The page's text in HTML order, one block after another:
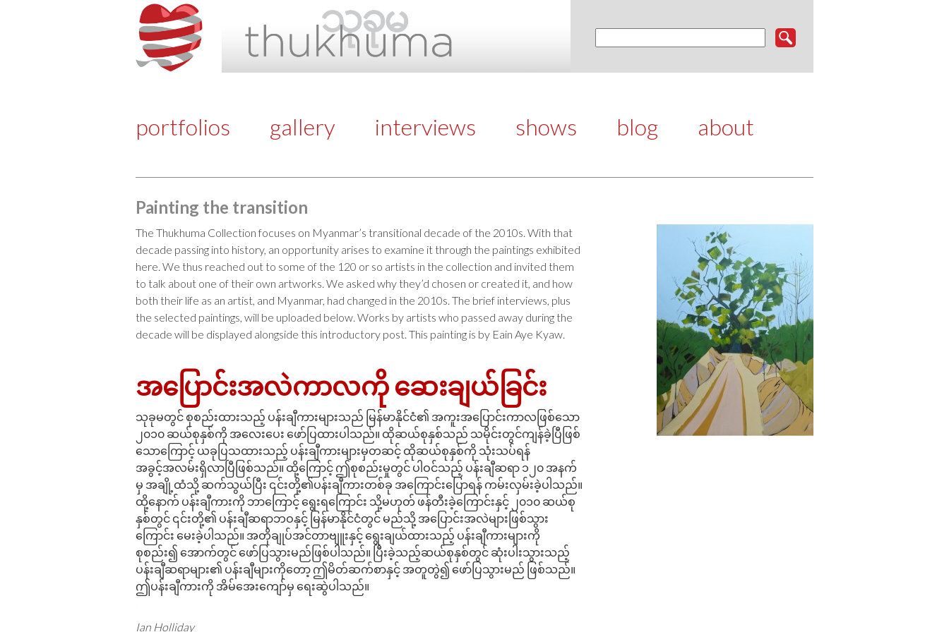
portfolios gallery interviews shows blog about
Painting the transition
The Thukhuma Collection focuses on Myanmar’s transitional decade of the 2010s. With that
decade passing into history, an opportunity arises to examine it through the paintings exhibited
here. We thus reached out to some of the 120 or so artists in the collection and invited them
to talk about one of their own artworks. We asked why they’d chosen or created it, and how
both their life as an artist, and Myanmar, had changed in the 2010s. The brief interviews, plus
the selected paintings, will be uploaded below. Works by artists who passed away during the
decade will be displayed alongside this introductory post. This painting is by Eain Aye Kyaw.
အပြောင်းအလဲကာလကို ဆေးချယ်ခြင်း
သုခုမတွင် စုစည်းထားသည့် ပန်းချီကားများသည် မြန်မာနိုင်ငံ၏ အကူးအပြောင်းကာလဖြစ်သော
၂၀၁၀ ဆယ်စုနှစ်ကို အလေးပေး ဖော်ပြထားပါသည်။ ထိုဆယ်စုနှစ်သည် သမိုင်းတွင်ကျန်ခဲ့ပြီဖြစ်
သောကြောင့် ယခုပြသထားသည့် ပန်းချီကားများမှတဆင့် ထိုဆယ်စုနှစ်ကို သုံးသပ်ရန်
အခွင့်အလမ်းရှိလာပြီဖြစ်သည်။ ထို့ကြောင့် ဤစုစည်းမှုတွင် ပါဝင်သည့် ပန်းချီဆရာ ၁၂၀ အနက်
မှ အချို့ထံသို့ ဆက်သွယ်ပြီး ၎င်းတို့၏ပန်းချီကားတစ်ခု အကြောင်းပြောရန် ကမ်းလှမ်းခဲ့ပါသည်။
ထို့နောက် ပန်းချီကားကို ဘာကြောင့် ရွေးရကြောင်း သို့မဟုတ် ဖန်တီးခဲ့ကြောင်းနှင့် ၂၀၁၀ ဆယ်စု
နှစ်တွင် ၎င်းတို့၏ ပန်းချီဆရာဘဝနှင့် မြန်မာနိုင်ငံတွင် မည်သို့ အပြောင်းအလဲများဖြစ်သွား
ကြောင်း မေးခဲ့ပါသည်။ အတိုချုပ်အင်တာဗျူးနှင့် ရွေးချယ်ထားသည့် ပန်းချီကားများကို
စုစည်း၍ အောက်တွင် ဖော်ပြသွားမည်ဖြစ်ပါသည်။ ပြီးခဲ့သည့်ဆယ်စုနှစ်တွင် ဆုံးပါးသွားသည့်
ပန်းချီဆရာများ၏ ပန်းချီများကိုတော့ ဤမိတ်ဆက်စာနှင့် အတူတွဲ၍ ဖော်ပြသွားမည် ဖြစ်သည်။
ဤပန်းချီကားကို အိမ်အေးကျော်မှ ရေးဆွဲပါသည်။
Ian Holliday